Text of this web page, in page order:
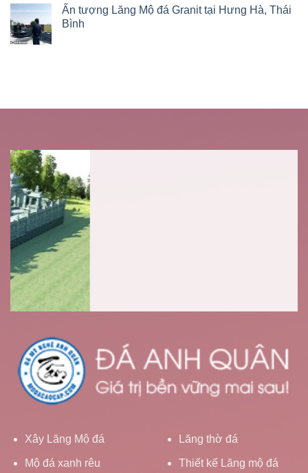
Ấn tượng Lăng Mộ đá Granit tại Hưng Hà, Thái
Bình
Xây Lăng Mộ đá
Mộ đá xanh rêu
Lăng thờ đá
Thiết kế Lăng mộ đá